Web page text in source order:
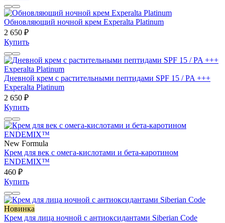
Обновляющий ночной крем Experalta Platinum
2 650 ₽
Купить
Дневной крем с растительными пептидами SPF 15 / PA +++
Experalta Platinum
2 650 ₽
Купить
New Formula
Крем для век с омега-кислотами и бета-каротином
ENDEMIX™
460 ₽
Купить
Новинка
Крем для лица ночной с антиоксидантами Siberian Code